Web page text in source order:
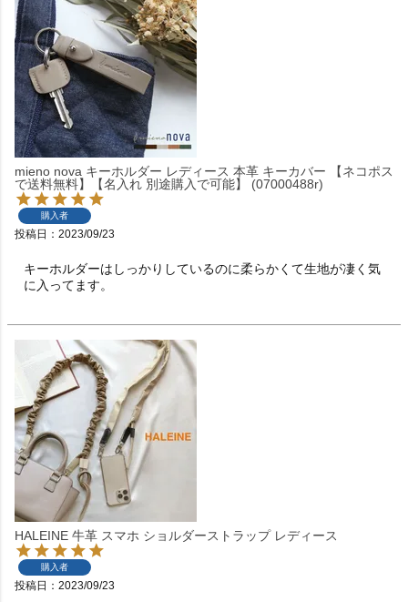
mieno nova キーホルダー レディース 本革 キーカバー 【ネコポス
で送料無料】【名入れ 別途購入で可能】 (07000488r)
購入者
投稿日 2023/09/23
キーホルダーはしっかりしているのに柔らかくて生地が凄く気
に入ってます。
HALEINE 牛革 スマホ ショルダーストラップ レディース
購入者
投稿日 2023/09/23